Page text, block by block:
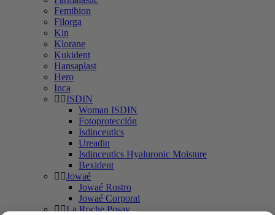
Femibion
Filorga
Kin
Klorane
Kukident
Hansaplast
Hero
Inca
ISDIN
Woman ISDIN
Fotoprotección
Isdinceutics
Ureadin
Isdinceutics Hyaluronic Moisture
Bexident
Jowaé
Jowaé Rostro
Jowaé Corporal
La Roche Posay